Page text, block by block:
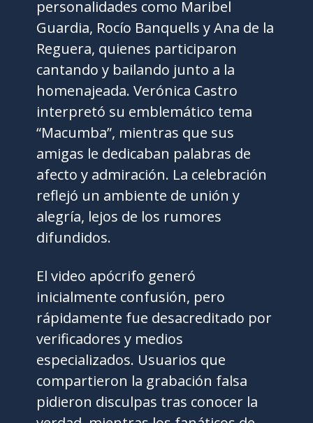
personalidades como Maribel
Guardia, Rocío Banquells y Ana de la
Reguera, quienes participaron
cantando y bailando junto a la
homenajeada. Verónica Castro
interpretó su emblemático tema
“Macumba”, mientras que sus
amigas le dedicaban palabras de
afecto y admiración. La celebración
reflejó un ambiente de unión y
alegría, lejos de los rumores
difundidos.
El video apócrifo generó
inicialmente confusión, pero
rápidamente fue desacreditado por
verificadores y medios
especializados. Usuarios que
compartieron la grabación falsa
pidieron disculpas tras conocer la